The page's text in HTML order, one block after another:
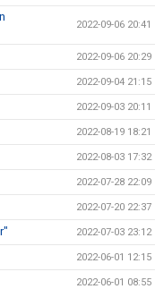
2022-09-06 20:41
2022-09-06 20:29
2022-09-04 21:15
2022-09-03 20:11
2022-08-19 18:21
2022-08-03 17:32
2022-07-28 22:09
2022-07-20 22:37
2022-07-03 23:12
2022-06-01 12:15
2022-06-01 08:55